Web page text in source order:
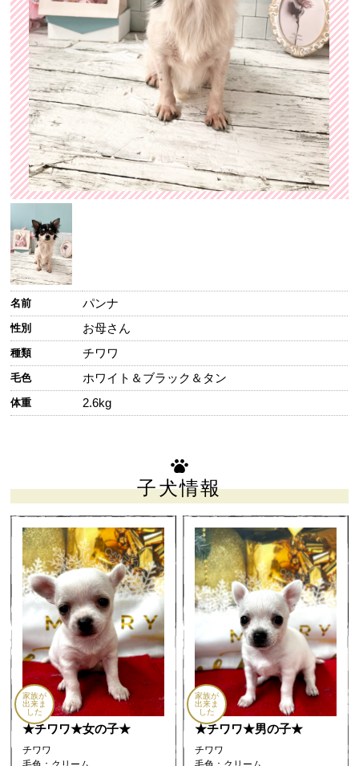
名前 パンナ
性別 お母さん
種類 チワワ
毛色 ホワイト＆ブラック＆タン
体重 2.6kg
子犬情報
家族が
出来ま
した
★チワワ★女の子★
チワワ
毛色：クリーム
家族が
出来ま
した
★チワワ★男の子★
チワワ
毛色：クリーム